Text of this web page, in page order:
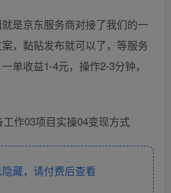
是京东服务商对接了我们的一
，黏贴发布就可以了，等服务
单收益1-4元，操作2-3分钟，
作03项目实操04变现方式
藏，请付费后查看